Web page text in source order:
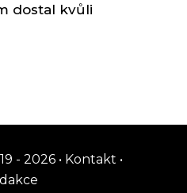
dostal kvůli
- 2026 • Kontakt •